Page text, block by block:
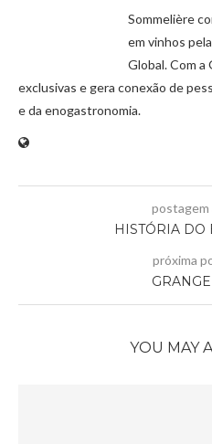
Sommelière
em vinhos
Global. Com a
exclusivas e gera conexão de
e da enogastronomia.
HISTÓRIA DO
próxima
YOU MAY